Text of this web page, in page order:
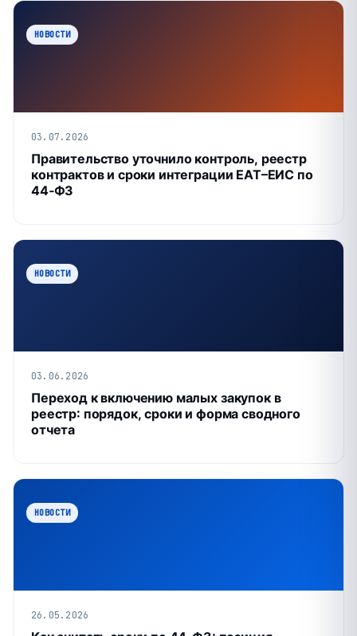
НОВОСТИ
03.07.2026
Правительство уточнило контроль, реестр
контрактов и сроки интеграции ЕАТ–ЕИС по
44‑ФЗ
НОВОСТИ
03.06.2026
Переход к включению малых закупок в
реестр: порядок, сроки и форма сводного
отчета
НОВОСТИ
26.05.2026